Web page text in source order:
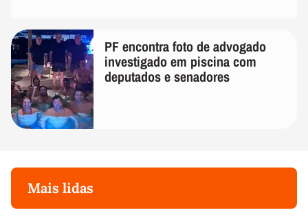
PF encontra foto de advogado
investigado em piscina com
deputados e senadores
Mais lidas